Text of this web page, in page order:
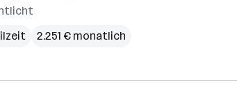
2.251 € monatlich